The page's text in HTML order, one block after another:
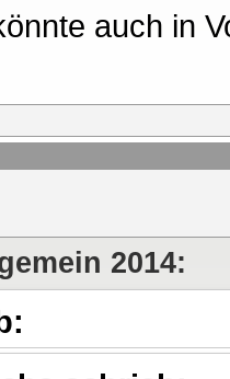
auch in
2014: